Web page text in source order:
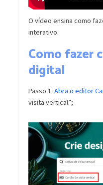
O vídeo ensina como
interativo.
Como fazer
digital
Passo 1. Abra o editor
visita vertical”;